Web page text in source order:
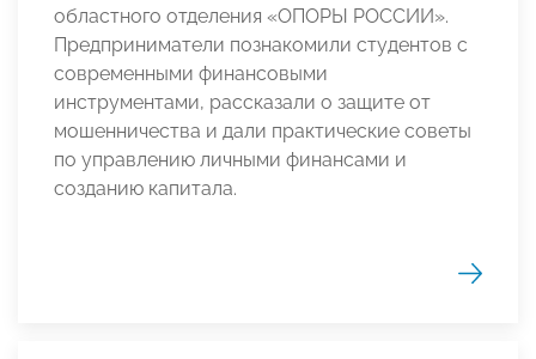
областного отделения «ОПОРЫ РОССИИ».
Предприниматели познакомили студентов с
современными финансовыми
инструментами, рассказали о защите от
мошенничества и дали практические советы
по управлению личными финансами и
созданию капитала.